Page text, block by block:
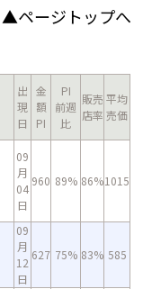
▲ページトップへ
出
現
日
金
額
PI
PI
前週
比
販売
店率
平均
売価
09
月
04
日
960 89% 86%1015
09
月
12
日
627 75% 83% 585